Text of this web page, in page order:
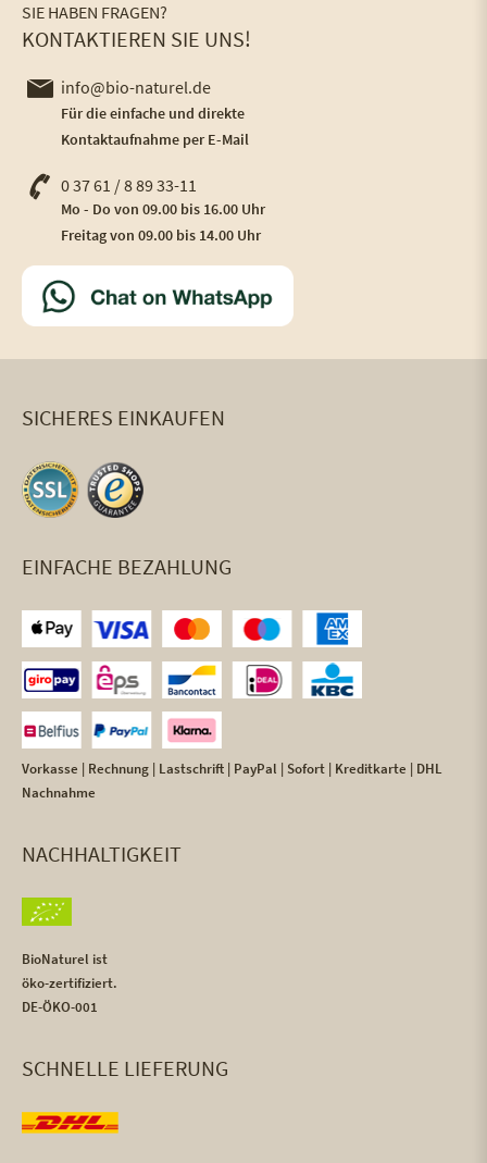
SIE HABEN FRAGEN?
KONTAKTIEREN SIE UNS!
info@bio-naturel.de
Für die einfache und direkte
Kontaktaufnahme per E-Mail
0 37 61 / 8 89 33-11
Mo - Do von 09.00 bis 16.00 Uhr
Freitag von 09.00 bis 14.00 Uhr
SICHERES EINKAUFEN
EINFACHE BEZAHLUNG
Vorkasse | Rechnung | Lastschrift | PayPal | Sofort | Kreditkarte | DHL
Nachnahme
NACHHALTIGKEIT
BioNaturel ist
öko-zertifiziert.
DE-ÖKO-001
SCHNELLE LIEFERUNG